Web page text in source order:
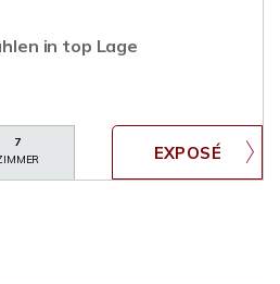
in top Lage
7